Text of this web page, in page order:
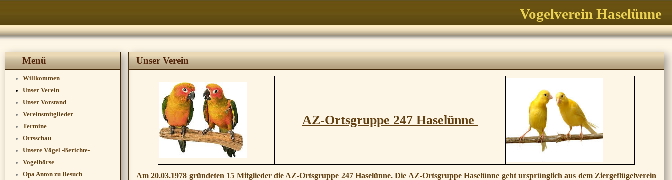
Vogelverein Haselünne
Menü
Willkommen
Unser Verein
Unser Vorstand
Vereinsmitglieder
Termine
Ortsschau
Unsere Vögel -Berichte-
Vogelbörse
Opa Anton zu Besuch
Unser Verein
AZ-Ortsgruppe 247 Haselünne
Am 20.03.1978 gründeten 15 Mitglieder die AZ-Ortsgruppe 247 Haselünne. Die AZ-Ortsgruppe Haselünne geht ursprünglich aus dem Ziergeflügelverein